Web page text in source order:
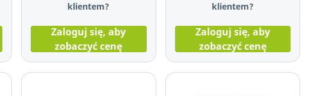
klientem?
Zaloguj się, aby
zobaczyć cenę
klientem?
Zaloguj się, aby
zobaczyć cenę